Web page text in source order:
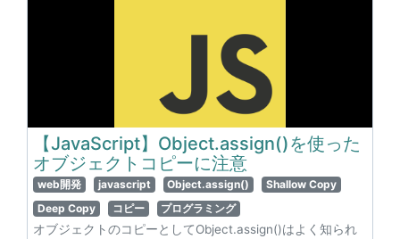
【JavaScript】Object.assign()を使った
オブジェクトコピーに注意
web開発 javascript Object.assign()
Shallow Copy
Deep Copy
コピー プログラミング
オブジェクトのコピーとしてObject.assign()はよく知られ